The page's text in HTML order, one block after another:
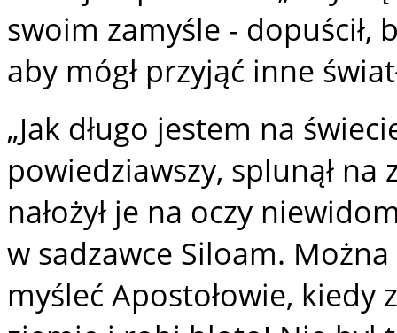
swoim zamyśle - dopuścił,
aby mógł przyjąć inne
„Jak długo jestem na
powiedziawszy, splunął na
nałożył je na oczy
w sadzawce Siloam.
myśleć Apostołowie, kiedy